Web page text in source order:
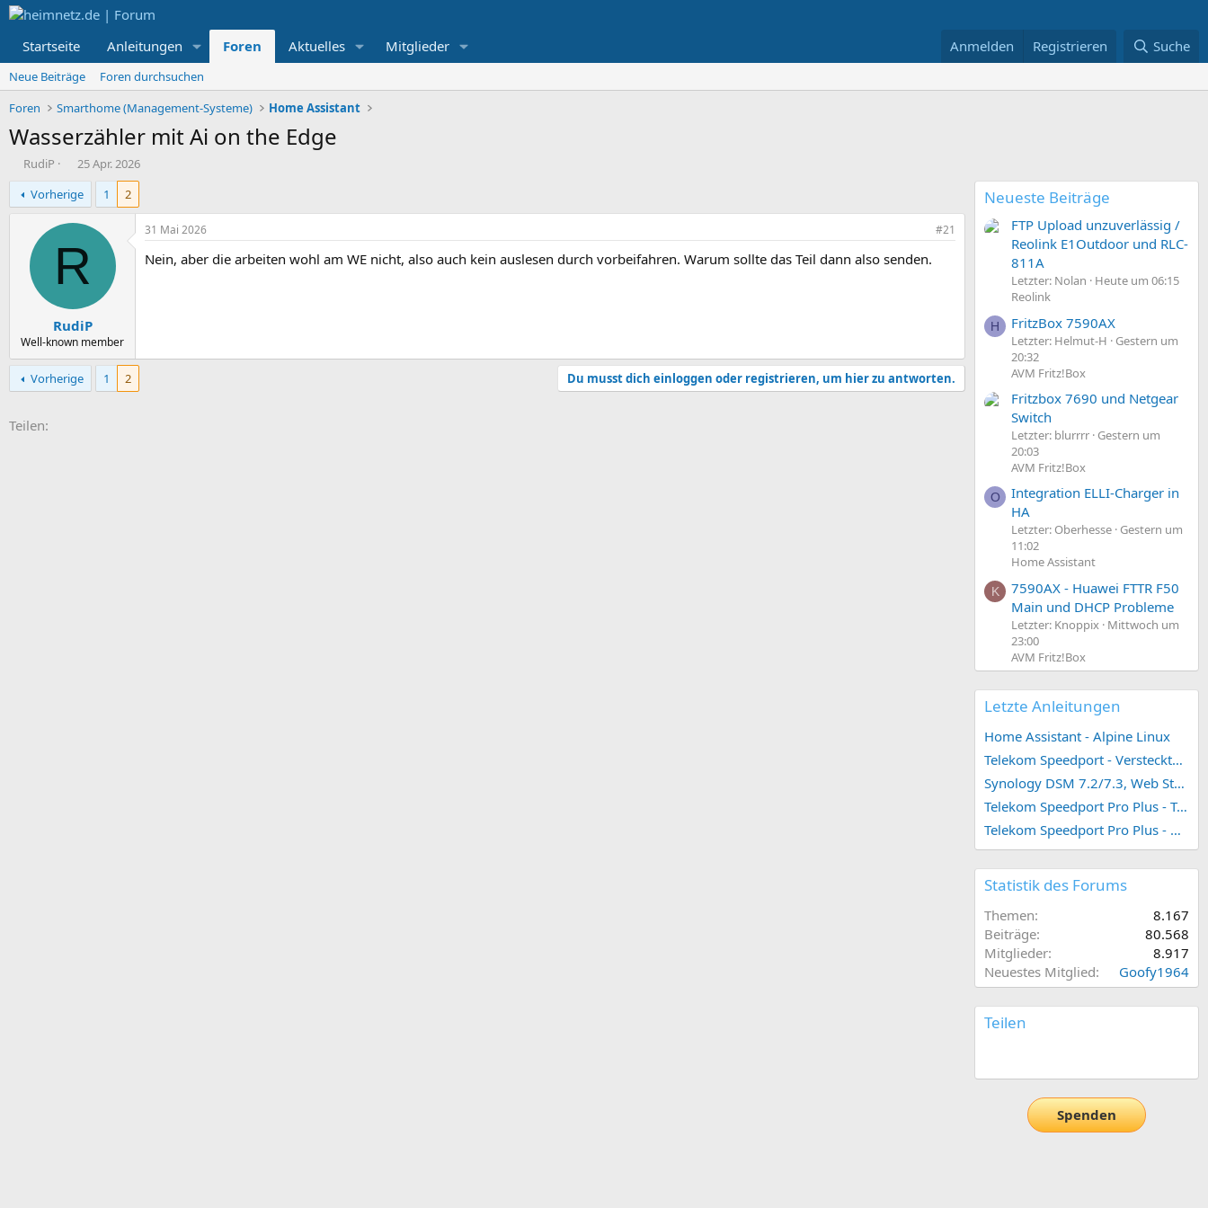
Startseite Anleitungen Foren Aktuelles Mitglieder Anmelden Registrieren Suche
Neue Beiträge
Foren durchsuchen
Foren
Smarthome (Management-Systeme) Home Assistant
Wasserzähler mit Ai on the Edge
E
r
s
t
RudiP
E
r
s
t
e
t
m
25 Apr. 2026
Vorherige
1 2
R
RudiP
Well-known member
31 Mai 2026 #21
Nein, aber die arbeiten wohl am WE nicht, also auch kein auslesen durch vorbeifahren. Warum sollte das Teil dann also senden.
Vorherige 1 2 Du musst dich einloggen oder registrieren, um hier zu antworten.
Teilen:
Neueste Beiträge
FTP Upload unzuverlässig /
Reolink E1Outdoor und RLC-
811A
Letzter: Nolan
Heute um 06:15
Reolink
H FritzBox 7590AX
Letzter: Helmut-H
Gestern um
20:32
AVM Fritz!Box
Fritzbox 7690 und Netgear
Switch
Letzter: blurrrr Gestern um
20:03
AVM Fritz!Box
O
Integration ELLI-Charger in
HA
Letzter: Oberhesse Gestern um
11:02
Home Assistant
K
7590AX - Huawei FTTR F50
Main und DHCP Probleme
Letzter: Knoppix
Mittwoch um
23:00
AVM Fritz!Box
Letzte Anleitungen
Home Assistant - Alpine Linux
Telekom Speedport - Versteckte Konfigurationen
Synology DSM 7.2/7.3, Web Station 4, Webdienst und Webportal erstellen (ehemals vHost)
Telekom Speedport Pro Plus - Telefonie einrichten
Telekom Speedport Pro Plus - Netzwerk einrichten
Statistik des Forums
Themen
8.167
Beiträge
80.568
Mitglieder
8.917
Neuestes Mitglied
Goofy1964
Teilen
Spenden